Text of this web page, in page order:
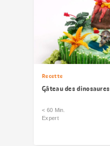
Recette
Gâteau des dinosaures
< 60 Min.
Expert